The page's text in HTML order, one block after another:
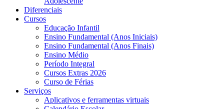
Diferenciais
Cursos
Educação Infantil
Ensino Fundamental (Anos Iniciais)
Ensino Fundamental (Anos Finais)
Ensino Médio
Período Integral
Cursos Extras 2026
Curso de Férias
Serviços
Aplicativos e ferramentas virtuais